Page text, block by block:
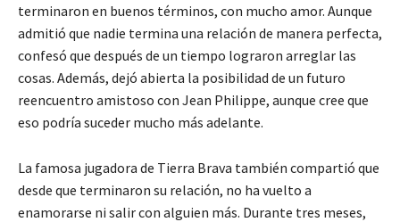
terminaron en buenos términos, con mucho amor. Aunque
admitió que nadie termina una relación de manera perfecta,
confesó que después de un tiempo lograron arreglar las
cosas. Además, dejó abierta la posibilidad de un futuro
reencuentro amistoso con Jean Philippe, aunque cree que
eso podría suceder mucho más adelante.
La famosa jugadora de Tierra Brava también compartió que
desde que terminaron su relación, no ha vuelto a
enamorarse ni salir con alguien más. Durante tres meses,